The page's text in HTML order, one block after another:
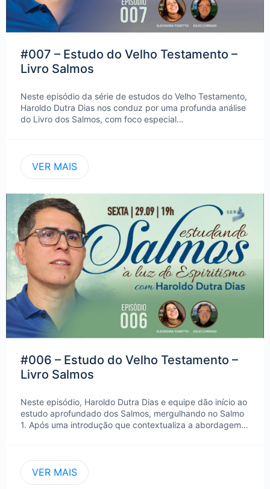
#007 – Estudo do Velho Testamento –
Livro Salmos
Neste episódio da série de estudos do Velho Testamento,
Haroldo Dutra Dias nos conduz por uma profunda análise
do Livro dos Salmos, com foco especial…
VER MAIS
#006 – Estudo do Velho Testamento –
Livro Salmos
Neste episódio, Haroldo Dutra Dias e equipe dão início ao
estudo aprofundado dos Salmos, mergulhando no Salmo
1. Após uma introdução que contextualiza a abordagem…
VER MAIS